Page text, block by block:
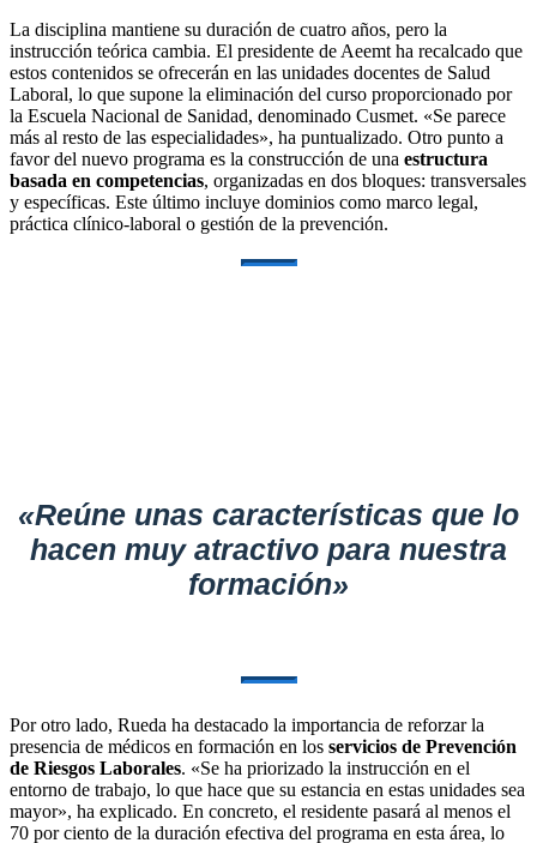
La disciplina mantiene su duración de cuatro años, pero la
instrucción teórica cambia. El presidente de Aeemt ha recalcado que
estos contenidos se ofrecerán en las unidades docentes de Salud
Laboral, lo que supone la eliminación del curso proporcionado por
la Escuela Nacional de Sanidad, denominado Cusmet. «Se parece
más al resto de las especialidades», ha puntualizado. Otro punto a
favor del nuevo programa es la construcción de una estructura
basada en competencias, organizadas en dos bloques: transversales
y específicas. Este último incluye dominios como marco legal,
práctica clínico-laboral o gestión de la prevención.
«Reúne unas características que lo
hacen muy atractivo para nuestra
formación»
Por otro lado, Rueda ha destacado la importancia de reforzar la
presencia de médicos en formación en los servicios de Prevención
de Riesgos Laborales. «Se ha priorizado la instrucción en el
entorno de trabajo, lo que hace que su estancia en estas unidades sea
mayor», ha explicado. En concreto, el residente pasará al menos el
70 por ciento de la duración efectiva del programa en esta área, lo